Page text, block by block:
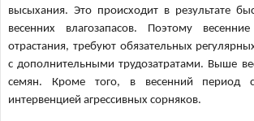
высыхания. Это происходит в результате
весенних влагозапасов. Поэтому
отрастания, требуют обязательных
с дополнительными трудозатратами. Выше
семян. Кроме того, в весенний период
интервенцией агрессивных сорняков.